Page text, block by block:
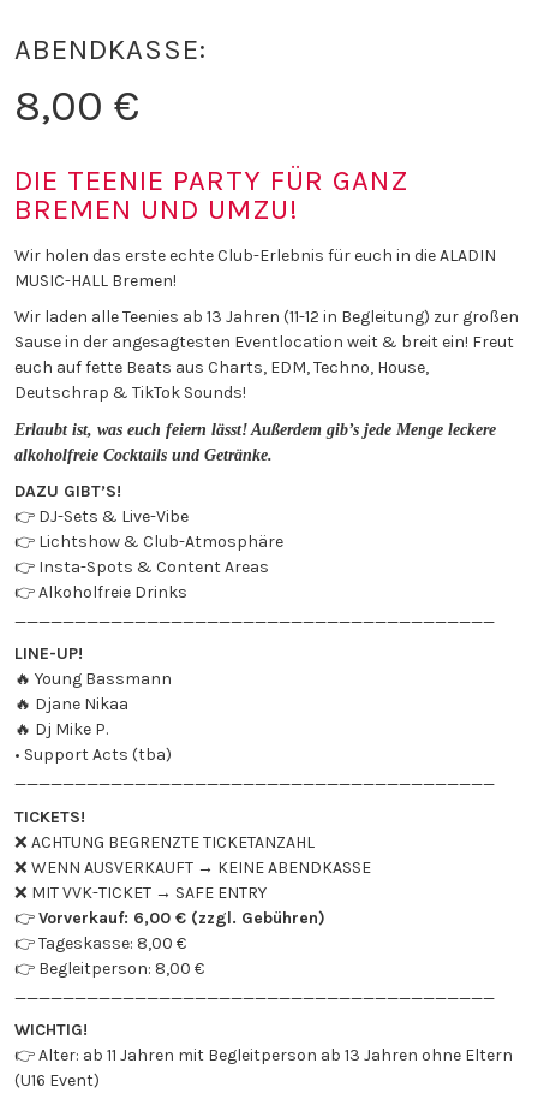
ABENDKASSE:
8,00 €
DIE TEENIE PARTY FÜR GANZ
BREMEN UND UMZU!
Wir holen das erste echte Club-Erlebnis für euch in die ALADIN
MUSIC-HALL Bremen!
Wir laden alle Teenies ab 13 Jahren (11-12 in Begleitung) zur großen
Sause in der angesagtesten Eventlocation weit & breit ein! Freut
euch auf fette Beats aus Charts, EDM, Techno, House,
Deutschrap & TikTok Sounds!
Erlaubt ist, was euch feiern lässt! Außerdem gib’s jede Menge leckere
alkoholfreie Cocktails und Getränke.
DAZU GIBT’S!
👉 DJ-Sets & Live-Vibe
👉 Lichtshow & Club-Atmosphäre
👉 Insta-Spots & Content Areas
👉 Alkoholfreie Drinks
________________________________________
LINE-UP!
🔥 Young Bassmann
🔥 Djane Nikaa
🔥 Dj Mike P.
• Support Acts (tba)
________________________________________
TICKETS!
❌ ACHTUNG BEGRENZTE TICKETANZAHL
❌ WENN AUSVERKAUFT → KEINE ABENDKASSE
❌ MIT VVK-TICKET → SAFE ENTRY
👉Vorverkauf: 6,00 € (zzgl. Gebühren)
👉 Tageskasse: 8,00 €
👉 Begleitperson: 8,00 €
________________________________________
WICHTIG!
👉 Alter: ab 11 Jahren mit Begleitperson ab 13 Jahren ohne Eltern
(U16 Event)